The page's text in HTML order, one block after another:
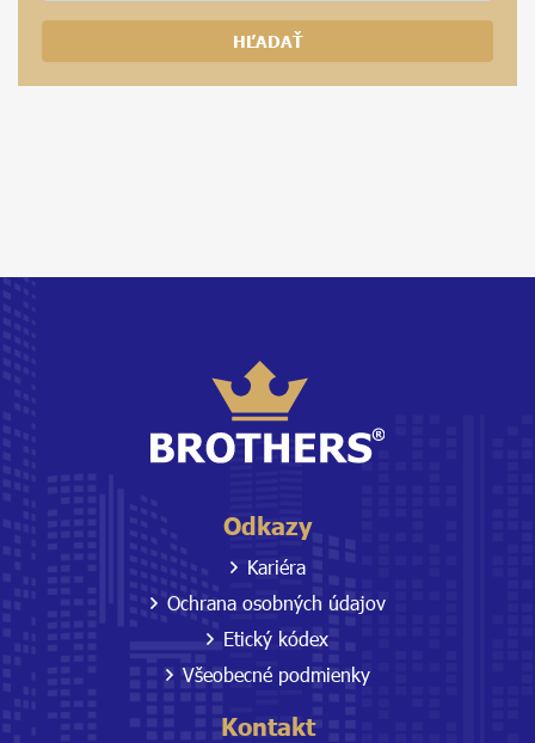
HĽADAŤ
Odkazy
Kariéra
Ochrana osobných údajov
Etický kódex
Všeobecné podmienky
Kontakt